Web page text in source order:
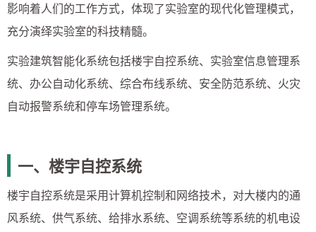
影响着人们的工作方式，体现了实验室的现代化管理模式，
充分演绎实验室的科技精髓。
实验建筑智能化系统包括楼宇自控系统、实验室信息管理系
统、办公自动化系统、综合布线系统、安全防范系统、火灾
自动报警系统和停车场管理系统。
一、楼宇自控系统
楼宇自控系统是采用计算机控制和网络技术，对大楼内的通
风系统、供气系统、给排水系统、空调系统等系统的机电设